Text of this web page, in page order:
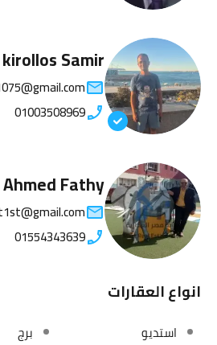
kirollos Samir
01003508969
Ahmed Fathy
01554343639
انواع العقارات
استديو
برج